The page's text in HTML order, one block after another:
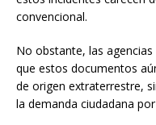
convencional.
No obstante, las
que estos documentos
de origen extraterrestre,
la demanda ciudadana